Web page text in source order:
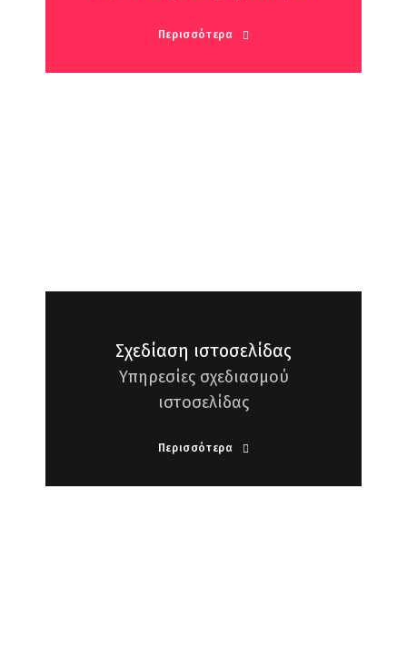
Περισσότερα
Σχεδίαση ιστοσελίδας
Υπηρεσίες σχεδιασμού
ιστοσελίδας
Περισσότερα